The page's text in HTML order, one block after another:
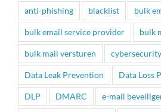
anti-phishing blacklist bulk
bulk email service provider bulk
bulk mail versturen cybersecurity
Data Leak Prevention Data Loss
DLP DMARC e-mail